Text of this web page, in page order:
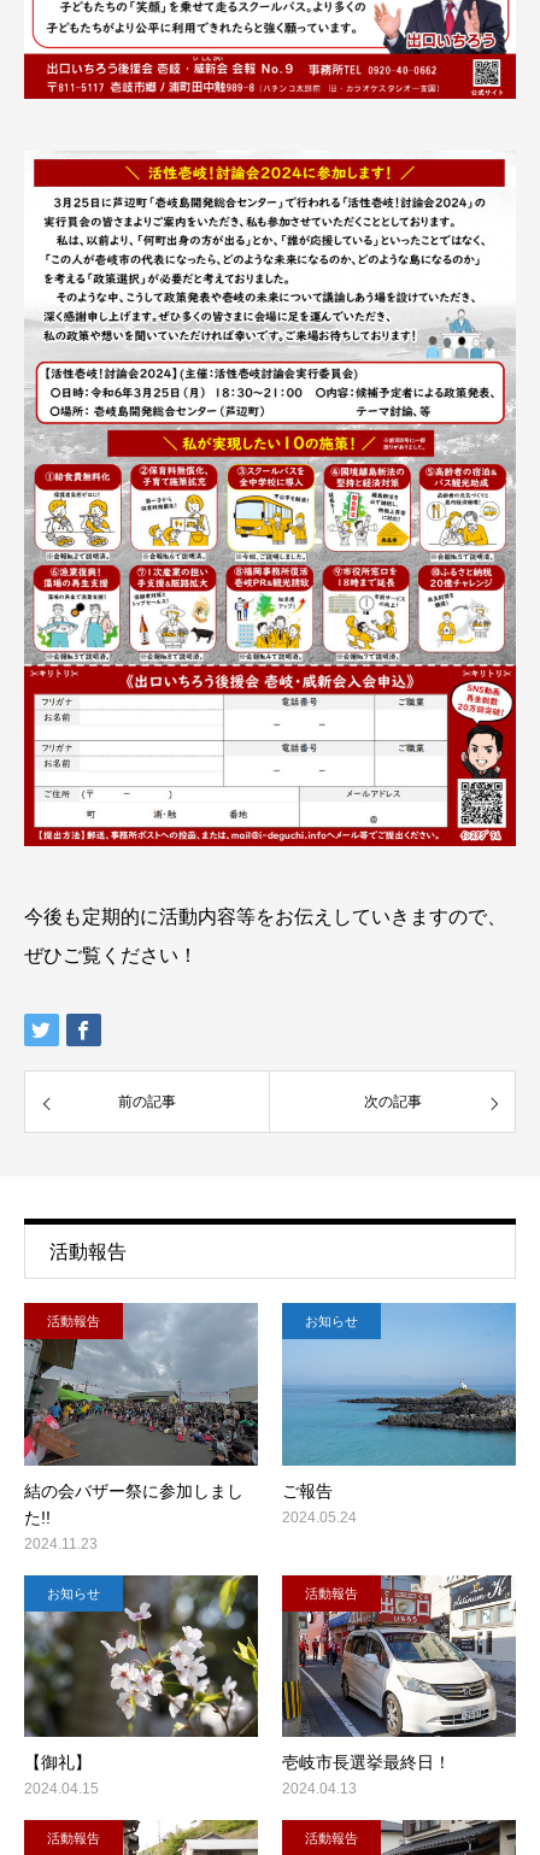
今後も定期的に活動内容等をお伝えしていきますので、
ぜひご覧ください！
前の記事 次の記事
活動報告
活動報告
結の会バザー祭に参加しまし
た!!
2024.11.23
お知らせ
ご報告
2024.05.24
お知らせ
【御礼】
2024.04.15
活動報告
壱岐市長選挙最終日！
2024.04.13
活動報告 活動報告